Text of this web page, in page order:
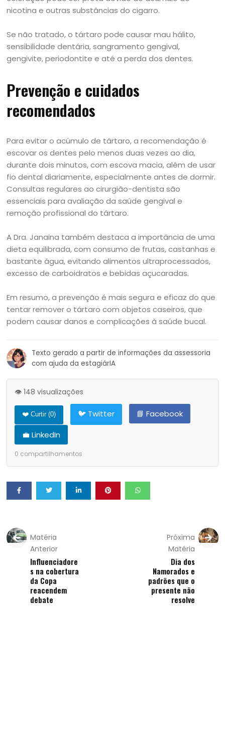
nicotina e outras substâncias do cigarro.
Se não tratado, o tártaro pode causar mau hálito,
sensibilidade dentária, sangramento gengival,
gengivite, periodontite e até a perda dos dentes.
Prevenção e cuidados
recomendados
Para evitar o acúmulo de tártaro, a recomendação é
escovar os dentes pelo menos duas vezes ao dia,
durante dois minutos, com escova macia, além de usar
fio dental diariamente, especialmente antes de dormir.
Consultas regulares ao cirurgião-dentista são
essenciais para avaliação da saúde gengival e
remoção profissional do tártaro.
A Dra. Janaina também destaca a importância de uma
dieta equilibrada, com consumo de frutas, castanhas e
bastante água, evitando alimentos ultraprocessados,
excesso de carboidratos e bebidas açucaradas.
Em resumo, a prevenção é mais segura e eficaz do que
tentar remover o tártaro com objetos caseiros, que
podem causar danos e complicações à saúde bucal.
Texto gerado a partir de informações da assessoria
com ajuda da estagiárIA
👁️ 148 visualizações
❤️ Curtir (0) 🐦 Twitter
📘 Facebook
💼 LinkedIn
0 compartilhamentos
Matéria
Anterior
Influenciadore
s na cobertura
da Copa
reacendem
debate
Próxima
Matéria
Dia dos
Namorados e
padrões que o
presente não
resolve